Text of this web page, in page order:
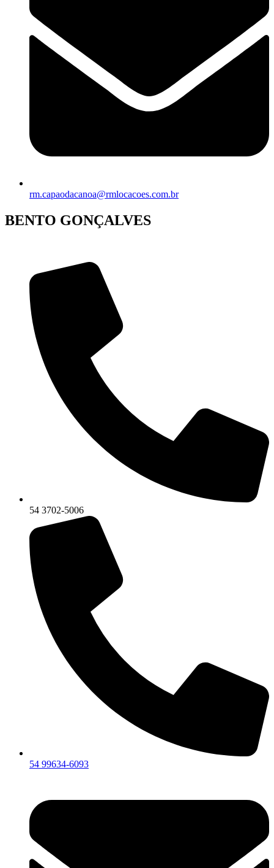
rm.capaodacanoa@rmlocacoes.com.br
BENTO GONÇALVES
54 3702-5006
54 99634‑6093‬